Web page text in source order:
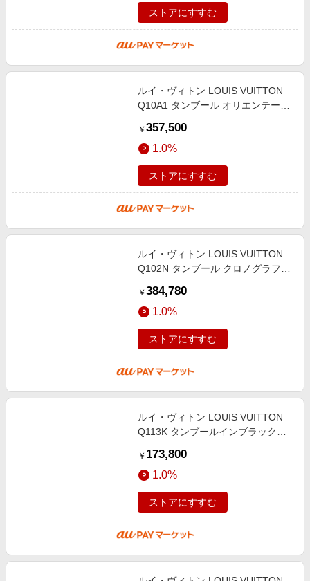
ストアにすすむ
ルイ・ヴィトン LOUIS VUITTON
Q10A1 タンブール オリエンテーシ
_949748
￥ 357,500
1.0%
ストアにすすむ
ルイ・ヴィトン LOUIS VUITTON
Q102N タンブール クロノグラフ
自動巻き メンズ 箱・保証書付き
_950338
￥ 384,780
1.0%
ストアにすすむ
ルイ・ヴィトン LOUIS VUITTON
Q113K タンブールインブラック
付き_946590
￥ 173,800
1.0%
ストアにすすむ